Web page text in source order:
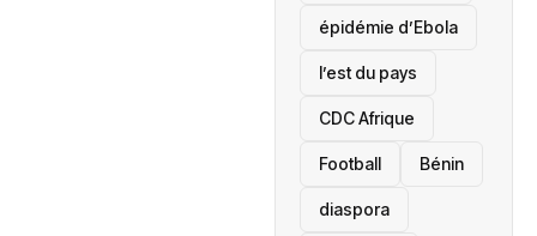
épidémie d’Ebola
l’est du pays
CDC Afrique
Football Bénin
diaspora